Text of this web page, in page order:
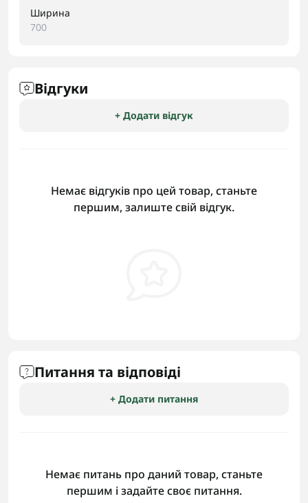
Ширина
700
Відгуки
+ Додати відгук
Немає відгуків про цей товар, станьте
першим, залиште свій відгук.
Питання та відповіді
+ Додати питання
Немає питань про даний товар, станьте
першим і задайте своє питання.